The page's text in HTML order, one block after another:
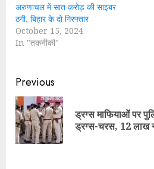
अरुणाचल में सात करोड़ की साइबर
ठगी, बिहार के दो गिरफ्तार
October 15, 2024
In "तकनीकी"
Continue
Reading
Previous
ड्रग्स माफियाओं पर
ड्रग्स-चरस, 12 लाख